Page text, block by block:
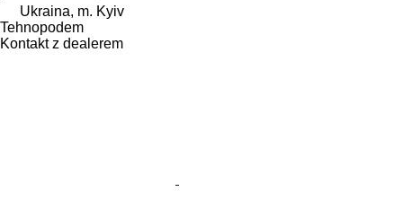
Ukraina, m. Kyiv
Tehnopodem
Kontakt z dealerem